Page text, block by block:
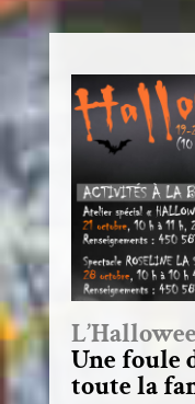
Une foule
toute la